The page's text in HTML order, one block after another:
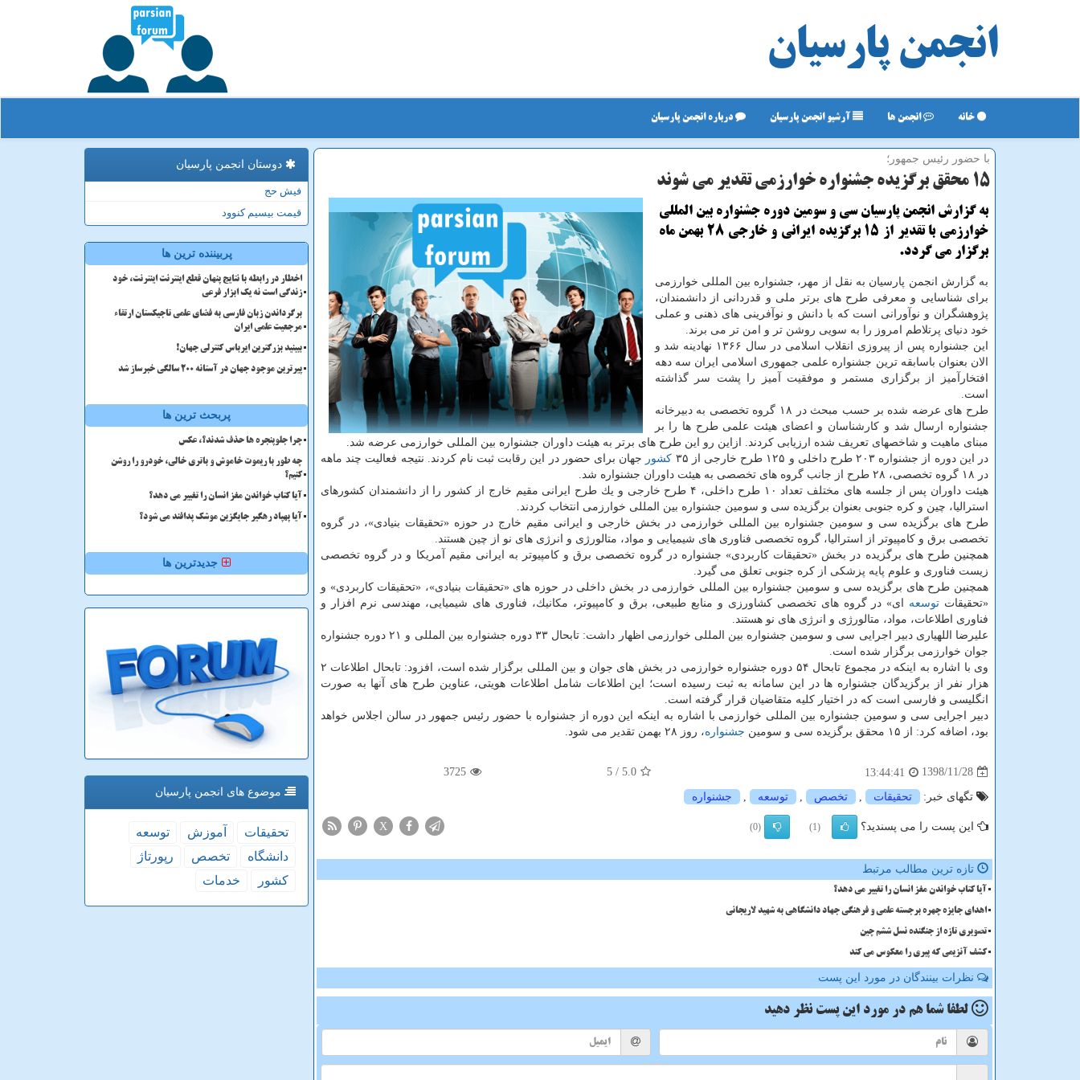
انجمن پارسیان
خانه انجمن ها آرشیو انجمن پارسیان درباره انجمن پارسیان
با حضور رئیس جمهور؛
۱۵ محقق برگزیده جشنواره خوارزمی تقدیر می شوند
به گزارش انجمن پارسیان سی و سومین دوره جشنواره بین المللی
خوارزمی با تقدیر از ۱۵ برگزیده ایرانی و خارجی ۲۸ بهمن ماه
برگزار می گردد.
به گزارش انجمن پارسیان به نقل از مهر، جشنواره بین المللی خوارزمی
برای شناسایی و معرفی طرح های برتر ملی و قدردانی از دانشمندان،
پژوهشگران و نوآورانی است كه با دانش و نوآفرینی های ذهنی و عملی
خود دنیای پرتلاطم امروز را به سویی روشن تر و امن تر می برند.
این جشنواره پس از پیروزی انقلاب اسلامی در سال ۱۳۶۶ نهادینه شد و
الان بعنوان باسابقه ترین جشنواره علمی جمهوری اسلامی ایران سه دهه
افتخارآمیز از برگزاری مستمر و موفقیت آمیز را پشت سر گذاشته
است.
طرح های عرضه شده بر حسب مبحث در ۱۸ گروه تخصصی به دبیرخانه
جشنواره ارسال شد و كارشناسان و اعضای هیئت علمی طرح ها را بر
مبنای ماهیت و شاخصهای تعریف شده ارزیابی كردند. ازاین رو این طرح های برتر به هیئت داوران جشنواره بین المللی خوارزمی عرضه شد.
در این دوره از جشنواره ۲۰۳ طرح داخلی و ۱۲۵ طرح خارجی از ۳۵
كشور جهان برای حضور در این رقابت ثبت نام كردند. نتیجه فعالیت چند ماهه
در ۱۸ گروه تخصصی، ۲۸ طرح از جانب گروه های تخصصی به هیئت داوران جشنواره شد.
هیئت داوران پس از جلسه های مختلف تعداد ۱۰ طرح داخلی، ۴ طرح خارجی و یك طرح ایرانی مقیم خارج از كشور را از دانشمندان كشورهای
استرالیا، چین و كره جنوبی بعنوان برگزیده سی و سومین جشنواره بین المللی خوارزمی انتخاب كردند.
طرح های برگزیده سی و سومین جشنواره بین المللی خوارزمی در بخش خارجی و ایرانی مقیم خارج در حوزه «تحقیقات بنیادی»، در گروه
تخصصی برق و كامپیوتر از استرالیا، گروه تخصصی فناوری های شیمیایی و مواد، متالورژی و انرژی های نو از چین هستند.
همچنین طرح های برگزیده در بخش «تحقیقات كاربردی» جشنواره در گروه تخصصی برق و كامپیوتر به ایرانی مقیم آمریكا و در گروه تخصصی
زیست فناوری و علوم پایه پزشكی از كره جنوبی تعلق می گیرد.
همچنین طرح های برگزیده سی و سومین جشنواره بین المللی خوارزمی در بخش داخلی در حوزه های «تحقیقات بنیادی»، «تحقیقات كاربردی» و
«تحقیقات توسعه ای» در گروه های تخصصی كشاورزی و منابع طبیعی، برق و كامپیوتر، مكانیك، فناوری های شیمیایی، مهندسی نرم افزار و
فناوری اطلاعات، مواد، متالورژی و انرژی های نو هستند.
علیرضا اللهیاری دبیر اجرایی سی و سومین جشنواره بین المللی خوارزمی اظهار داشت: تابحال ۳۳ دوره جشنواره بین المللی و ۲۱ دوره جشنواره
جوان خوارزمی برگزار شده است.
وی با اشاره به اینكه در مجموع تابحال ۵۴ دوره جشنواره خوارزمی در بخش های جوان و بین المللی برگزار شده است، افزود: تابحال اطلاعات ۲
هزار نفر از برگزیدگان جشنواره ها در این سامانه به ثبت رسیده است؛ این اطلاعات شامل اطلاعات هویتی، عناوین طرح های آنها به صورت
انگلیسی و فارسی است كه در اختیار كلیه متقاضیان قرار گرفته است.
دبیر اجرایی سی و سومین جشنواره بین المللی خوارزمی با اشاره به اینكه این دوره از جشنواره با حضور رئیس جمهور در سالن اجلاس خواهد
بود، اضافه كرد: از ۱۵ محقق برگزیده سی و سومین
جشنواره، روز ۲۸ بهمن تقدیر می شود.
1398/11/28
13:44:41
5.0
/ 5
3725
تگهای خبر: تحقیقات تخصص توسعه جشنواره
این پست را می پسندید؟ (1)
(0)
X
تازه ترین مطالب مرتبط
آیا کتاب خواندن مغز انسان را تغییر می دهد؟
اهدای جایزه چهره برجسته علمی و فرهنگی جهاد دانشگاهی به شهید لاریجانی
تصویری تازه از جنگنده نسل ششم چین
کشف آنزیمی که پیری را معکوس می کند
نظرات بینندگان در مورد این پست
لطفا شما هم در مورد این پست نظر دهید
دوستان انجمن پارسیان
فیش حج
قیمت بیسیم کنوود
پربیننده ترین ها
اخطار در رابطه با نتایج پنهان قطع اینترنت اینترنت، خود
زندگی است نه یک ابزار فرعی
برگرداندن زبان فارسی به فضای علمی تاجیکستان ارتقاء
مرجعیت علمی ایران
ببینید بزرگترین ایرباس کنترلی جهان!
پیرترین موجود جهان در آستانه ۲۰۰ سالگی خبرساز شد
پربحث ترین ها
چرا جلوپنجره ها حذف شدند؟، عکس
چه طور با ریموت خاموش و باتری خالی، خودرو را روشن
کنیم؟
آیا کتاب خواندن مغز انسان را تغییر می دهد؟
آیا پهپاد رهگیر جایگزین موشک پدافند می شود؟
جدیدترین ها
موضوع های انجمن پارسیان
تحقیقات آموزش
توسعه
دانشگاه
تخصص
رپورتاژ
كشور
خدمات